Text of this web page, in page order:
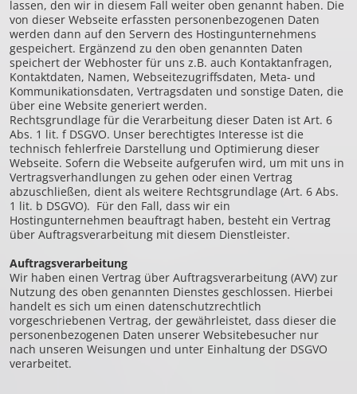
lassen, den wir in diesem Fall weiter oben genannt haben. Die
von dieser Webseite erfassten personenbezogenen Daten
werden dann auf den Servern des Hostingunternehmens
gespeichert. Ergänzend zu den oben genannten Daten
speichert der Webhoster für uns z.B. auch Kontaktanfragen,
Kontaktdaten, Namen, Webseitezugriffsdaten, Meta- und
Kommunikationsdaten, Vertragsdaten und sonstige Daten, die
über eine Website generiert werden.
Rechtsgrundlage für die Verarbeitung dieser Daten ist Art. 6
Abs. 1 lit. f DSGVO. Unser berechtigtes Interesse ist die
technisch fehlerfreie Darstellung und Optimierung dieser
Webseite. Sofern die Webseite aufgerufen wird, um mit uns in
Vertragsverhandlungen zu gehen oder einen Vertrag
abzuschließen, dient als weitere Rechtsgrundlage (Art. 6 Abs.
1 lit. b DSGVO). Für den Fall, dass wir ein
Hostingunternehmen beauftragt haben, besteht ein Vertrag
über Auftragsverarbeitung mit diesem Dienstleister.
Auftragsverarbeitung
Wir haben einen Vertrag über Auftragsverarbeitung (AVV) zur
Nutzung des oben genannten Dienstes geschlossen. Hierbei
handelt es sich um einen datenschutzrechtlich
vorgeschriebenen Vertrag, der gewährleistet, dass dieser die
personenbezogenen Daten unserer Websitebesucher nur
nach unseren Weisungen und unter Einhaltung der DSGVO
verarbeitet.